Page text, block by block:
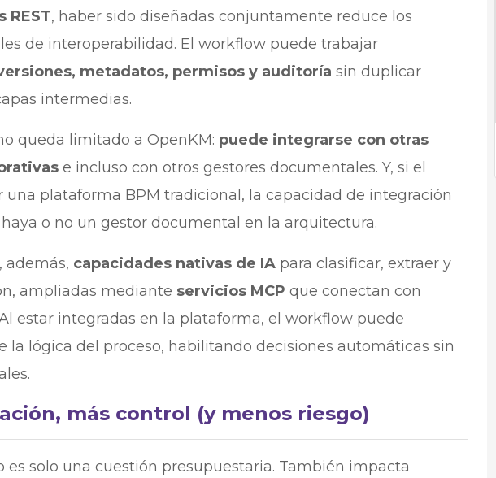
REST, haber sido diseñadas conjuntamente reduce los
de interoperabilidad. El workflow puede trabajar
metadatos, permisos y auditoría sin duplicar
intermedias.
queda limitado a OpenKM: puede integrarse con otras
e incluso con otros gestores documentales. Y, si el
una plataforma BPM tradicional, la capacidad de integración
o no un gestor documental en la arquitectura.
además, capacidades nativas de IApara clasificar, extraer y
ampliadas mediante servicios MCP que conectan con
estar integradas en la plataforma, el workflow puede
la lógica del proceso, habilitando decisiones automáticas sin
más control (y menos riesgo)
es solo una cuestión presupuestaria. También impacta